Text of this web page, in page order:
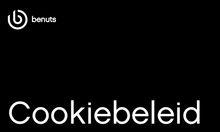
benuts
Cookiebeleid